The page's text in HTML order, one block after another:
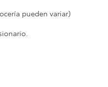
pueden variar)